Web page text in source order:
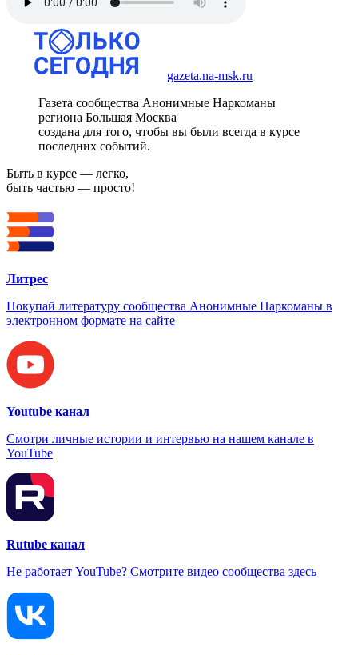
gazeta.na-msk.ru
Газета сообщества Анонимные Наркоманы
региона Большая Москва
создана для того, чтобы вы были всегда в курсе
последних событий.
Быть в курсе — легко,
быть частью — просто!
Литрес
Покупай литературу сообщества Анонимные Наркоманы в
электронном формате на сайте
Youtube канал
Смотри личные истории и интервью на нашем канале в
YouTube
Rutube канал
Не работает YouTube? Смотрите видео сообщества здесь